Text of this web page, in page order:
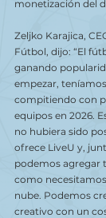
monetización del
Zeljko Karajica,
Fútbol, dijo: “El
ganando
empezar,
compitiendo con
equipos en 2026.
no hubiera sido
ofrece LiveU y,
podemos agregar
como
nube. Podemos
creativo con un